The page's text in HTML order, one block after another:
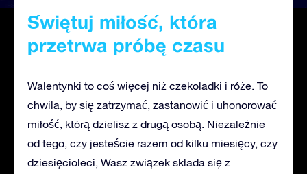
Świętuj miłość, która
przetrwa próbę czasu
Walentynki to coś więcej niż czekoladki i róże. To
chwila, by się zatrzymać, zastanowić i uhonorować
miłość, którą dzielisz z drugą osobą. Niezależnie
od tego, czy jesteście razem od kilku miesięcy, czy
dziesięcioleci, Wasz związek składa się z